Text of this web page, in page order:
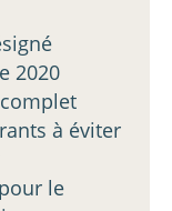
2020
à éviter
le